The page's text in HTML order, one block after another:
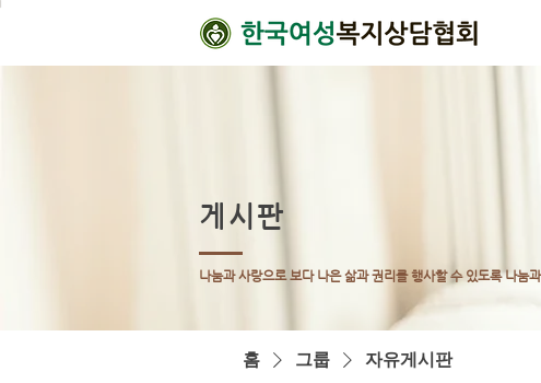
게시판
나눔과 사랑으로 보다 나은 삶과 권리를 행사할 수 있도록나눔
홈 그룹 자유게시판